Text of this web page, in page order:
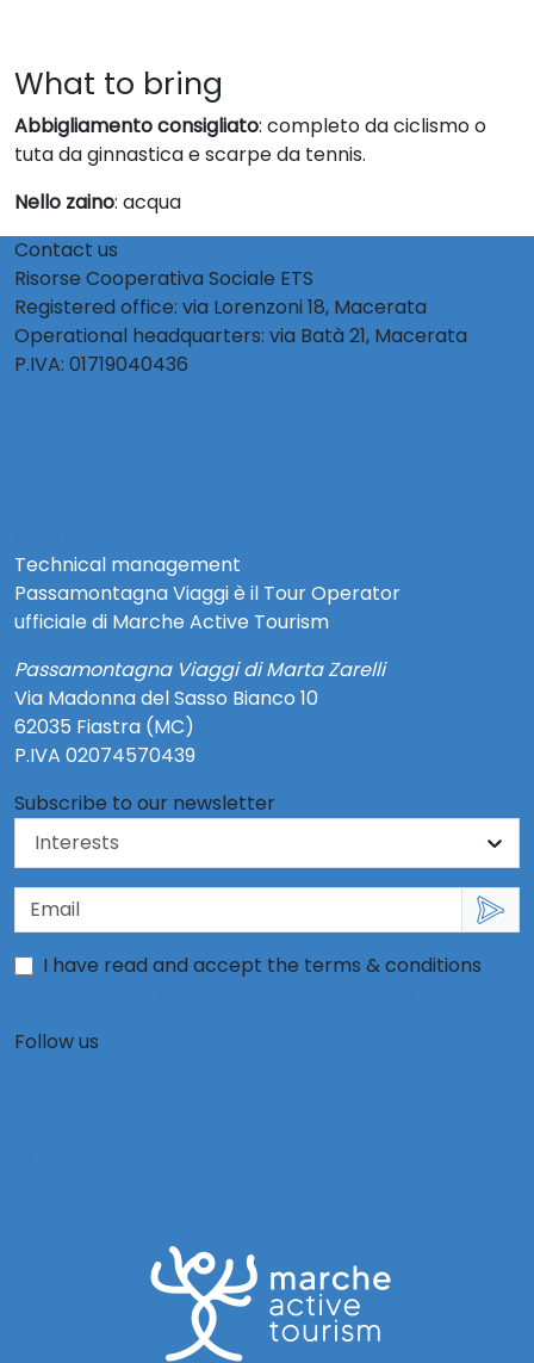
What to bring
Abbigliamento consigliato: completo da ciclismo o
tuta da ginnastica e scarpe da tennis.
Nello zaino: acqua
Contact us
Risorse Cooperativa Sociale ETS
Registered office: via Lorenzoni 18, Macerata
Operational headquarters: via Batà 21, Macerata
P.IVA: 01719040436
Technical management
Passamontagna Viaggi è il Tour Operator
ufficiale di Marche Active Tourism
Passamontagna Viaggi di Marta Zarelli
Via Madonna del Sasso Bianco 10
62035 Fiastra (MC)
P.IVA 02074570439
Subscribe to our newsletter
I have read and accept the terms & conditions
Follow us